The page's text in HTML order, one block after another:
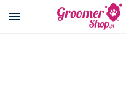
Przejdź na stronę główną